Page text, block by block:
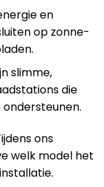
en
op zonne-
slimme,
die
ons
welk model het